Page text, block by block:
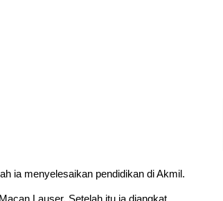
ia menyelesaikan pendidikan di Akmil.
Lauser. Setelah itu ia diangkat